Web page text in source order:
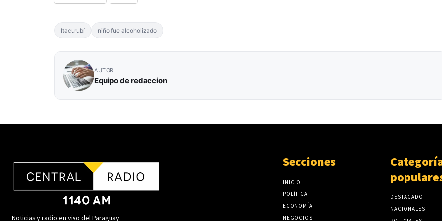
Itacurubí niño fue alcoholizado
AUTOR
Equipo de redaccion
Noticias y radio en vivo del Paraguay.
Secciones
INICIO
POLÍTICA
ECONOMÍA
NEGOCIOS
DESTACADO
NACIONALES